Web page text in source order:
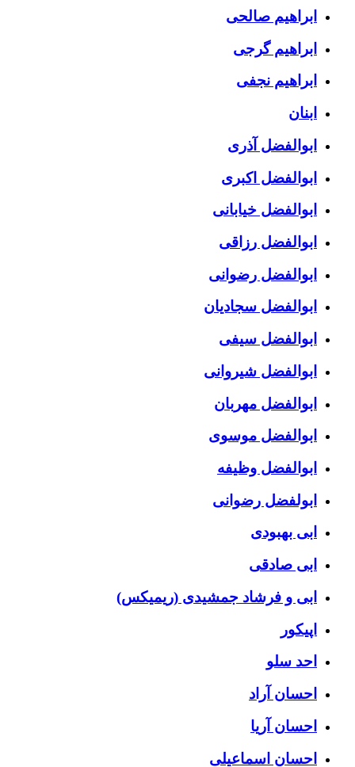
ابراهیم صالحی
ابراهیم گرجی
ابراهیم نجفی
ابنان
ابوالفضل آذری
ابوالفضل اکبری
ابوالفضل خیابانی
ابوالفضل رزاقی
ابوالفضل رضوانی
ابوالفضل سجادیان
ابوالفضل سیفی
ابوالفضل شیروانی
ابوالفضل مهربان
ابوالفضل موسوی
ابوالفضل وظیفه
ابولفضل رضوانی
ابی بهبودی
ابی صادقی
ابی و فرشاد جمشیدی (ریمیکس)
اپیکور
احد سلو
احسان آراد
احسان آریا
احسان اسماعیلی